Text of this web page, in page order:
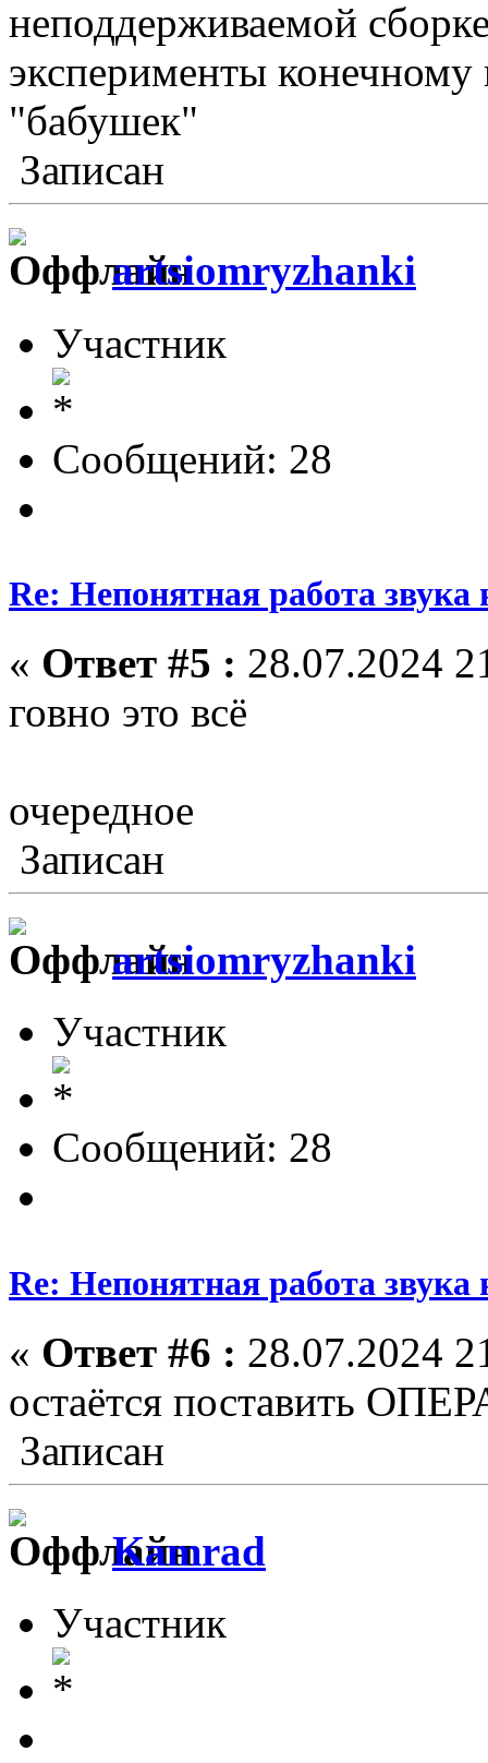
неподдерживаемой
эксперименты конечному
"бабушек"
Записан
artsiomryzhanki
Участник
Сообщений: 28
Re: Непонятная работа
« Ответ #5 : 28.07.2024
говно это всё
очередное
Записан
artsiomryzhanki
Участник
Сообщений: 28
Re: Непонятная работа
« Ответ #6 : 28.07.2024
остаётся поставить
Записан
Kamrad
Участник